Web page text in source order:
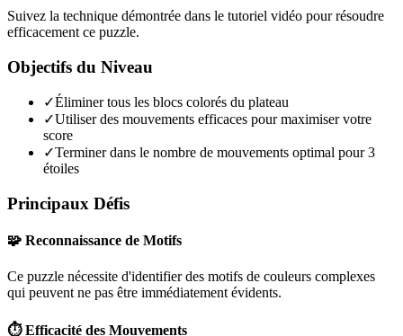
Suivez la technique démontrée dans le tutoriel vidéo pour résoudre
efficacement ce puzzle.
Objectifs du Niveau
✓Éliminer tous les blocs colorés du plateau
✓Utiliser des mouvements efficaces pour maximiser votre
score
✓Terminer dans le nombre de mouvements optimal pour 3
étoiles
Principaux Défis
🧩 Reconnaissance de Motifs
Ce puzzle nécessite d'identifier des motifs de couleurs complexes
qui peuvent ne pas être immédiatement évidents.
⏱️ Efficacité des Mouvements